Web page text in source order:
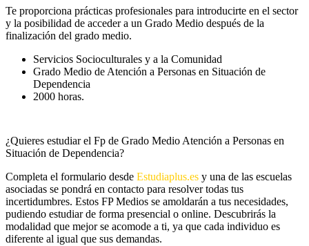
Te proporciona prácticas profesionales para introducirte en el sector
y la posibilidad de acceder a un Grado Medio después de la
finalización del grado medio.
Servicios Socioculturales y a la Comunidad
Grado Medio de Atención a Personas en Situación de
Dependencia
2000 horas.
¿Quieres estudiar el Fp de Grado Medio Atención a Personas en
Situación de Dependencia?
Completa el formulario desde Estudiaplus.es y una de las escuelas
asociadas se pondrá en contacto para resolver todas tus
incertidumbres. Estos FP Medios se amoldarán a tus necesidades,
pudiendo estudiar de forma presencial o online. Descubrirás la
modalidad que mejor se acomode a ti, ya que cada individuo es
diferente al igual que sus demandas.